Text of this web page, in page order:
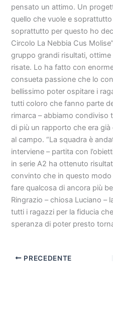
pensato un attimo. Un
quello che vuole e
soprattutto per questo ho
Circolo La Nebbia Cus
gruppo grandi risultati,
risate. Lo ha fatto con
consueta passione che lo
bellissimo poter ospitare i
tutti coloro che fanno parte
rimarca – abbiamo condiviso
di più un rapporto che era
al campo. “La squadra è
interviene – partita con
in serie A2 ha ottenuto
convinto che in questo
fare qualcosa di ancora più
Ringrazio – chiosa Luciano –
tutti i ragazzi per la fiducia
speranza di poter presto
PRECEDENTE